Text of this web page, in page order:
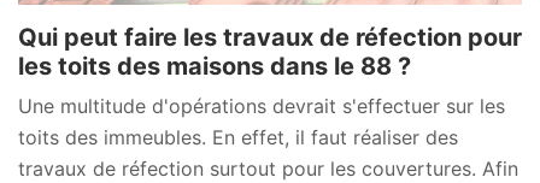
Qui peut faire les travaux de réfection pour
les toits des maisons dans le 88 ?
Une multitude d'opérations devrait s'effectuer sur les
toits des immeubles. En effet, il faut réaliser des
travaux de réfection surtout pour les couvertures. Afin